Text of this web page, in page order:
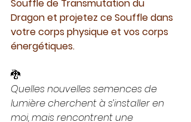
Souffle de Transmutation du
Dragon et projetez ce Souffle dans
votre corps physique et vos corps
énergétiques.
🐉
Quelles nouvelles semences de
lumière cherchent à s’installer en
moi, mais rencontrent une